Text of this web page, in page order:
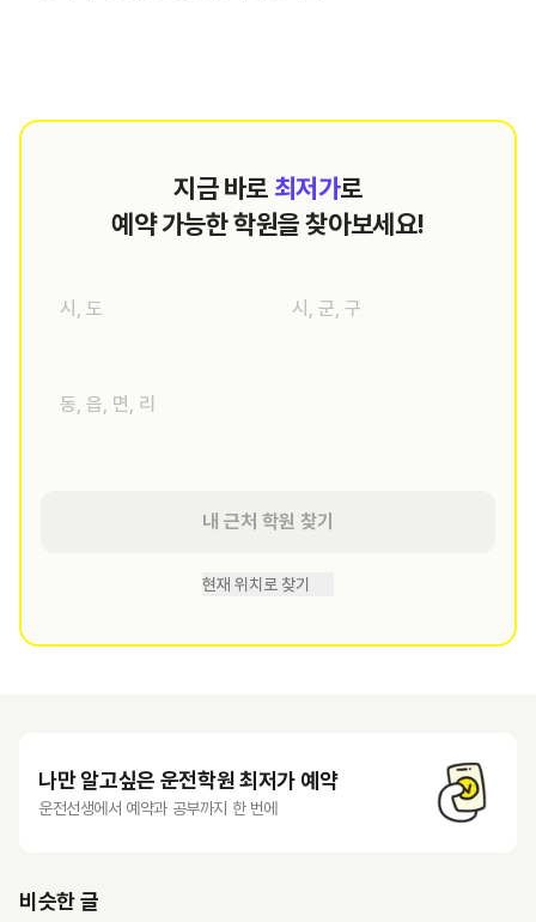
지금 바로 최저가로
예약 가능한 학원을 찾아보세요!
내 근처 학원 찾기
현재 위치로 찾기
나만 알고싶은 운전학원 최저가 예약
운전선생에서 예약과 공부까지 한 번에
비슷한 글